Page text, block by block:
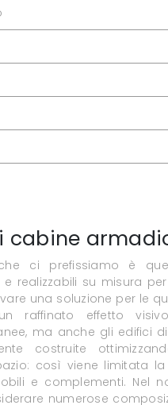
cabine
ci prefissiamo è
e realizzabili su misura
una soluzione per le
raffinato effetto
ma anche gli edifici
costruite
così viene limitata
e complementi. Nel
numerose